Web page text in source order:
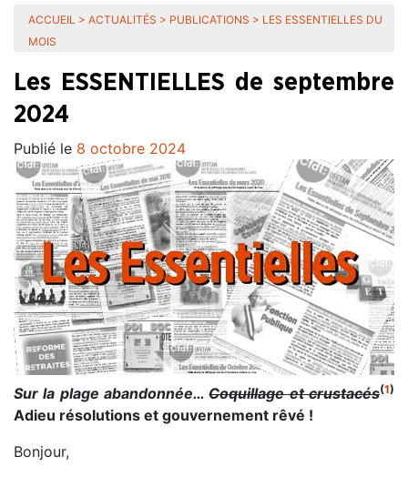
ACCUEIL > ACTUALITÉS > PUBLICATIONS > LES ESSENTIELLES DU
MOIS
Les ESSENTIELLES de septembre
2024
Publié le 8 octobre 2024
Sur la plage abandonnée…Coquillage et crustacés(1)
Adieu résolutions et gouvernement rêvé !
Bonjour,